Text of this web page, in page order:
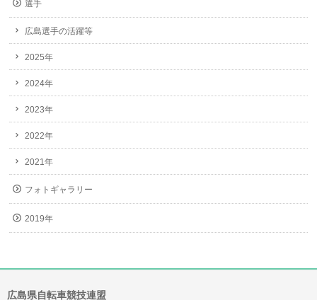
選手
広島選手の活躍等
2025年
2024年
2023年
2022年
2021年
フォトギャラリー
2019年
広島県自転車競技連盟